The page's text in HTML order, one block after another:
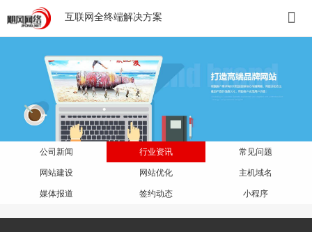
互联网全终端解决方案
公司新闻 行业资讯 常见问题
网站建设 网站优化 主机域名
媒体报道 签约动态 小程序